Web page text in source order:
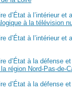
d’État à l’intérieur
à la télévision
d’État à l’intérieur
d’État à la défense
région Nord-Pas-de-
d’État à la défense